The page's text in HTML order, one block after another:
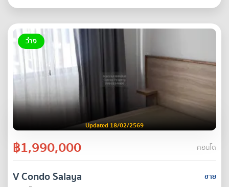
ว่าง
Updated 18/02/2569
฿1,990,000 คอนโด
ขาย
V Condo Salaya